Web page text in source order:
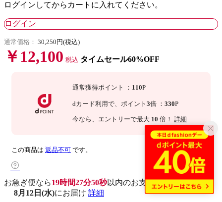
ログインしてからカートに入れてください。
ログイン
通常価格： 30,250円(税込)
￥12,100 税込 タイムセール60%OFF
通常獲得ポイント ： 110P
dカード利用で、ポイント3倍 ：330P
今なら 、エントリーで最大 10 倍！詳細
この商品は 返品不可 です。
お急ぎ便なら19時間27分49秒以内のお支払いで
8月12日(水)にお届け 詳細